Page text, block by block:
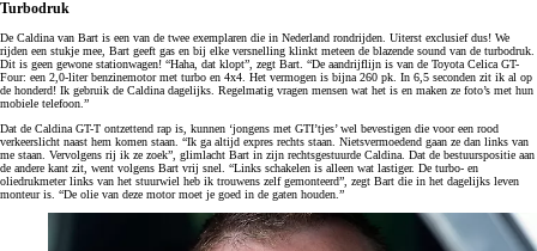
Turbodruk
De Caldina van Bart is een van de twee exemplaren die in Nederland rondrijden. Uiterst exclusief dus! We
rijden een stukje mee, Bart geeft gas en bij elke versnelling klinkt meteen de blazende sound van de turbodruk.
Dit is geen gewone stationwagen! “Haha, dat klopt”, zegt Bart. “De aandrijflijn is van de Toyota Celica GT-
Four: een 2,0-liter benzinemotor met turbo en 4x4. Het vermogen is bijna 260 pk. In 6,5 seconden zit ik al op
de honderd! Ik gebruik de Caldina dagelijks. Regelmatig vragen mensen wat het is en maken ze foto’s met hun
mobiele telefoon.”
Dat de Caldina GT-T ontzettend rap is, kunnen ‘jongens met GTI’tjes’ wel bevestigen die voor een rood
verkeerslicht naast hem komen staan. “Ik ga altijd expres rechts staan. Nietsvermoedend gaan ze dan links van
me staan. Vervolgens rij ik ze zoek”, glimlacht Bart in zijn rechtsgestuurde Caldina. Dat de bestuurspositie aan
de andere kant zit, went volgens Bart vrij snel. “Links schakelen is alleen wat lastiger. De turbo- en
oliedrukmeter links van het stuurwiel heb ik trouwens zelf gemonteerd”, zegt Bart die in het dagelijks leven
monteur is. “De olie van deze motor moet je goed in de gaten houden.”